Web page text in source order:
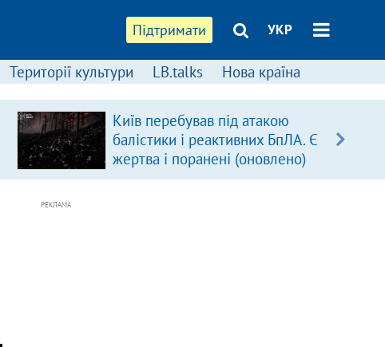
Підтримати УКР
Території культури LB.talks Нова країна
Київ перебував під атакою
балістики і реактивних БпЛА. Є
жертва і поранені (оновлено)
РЕКЛАМА